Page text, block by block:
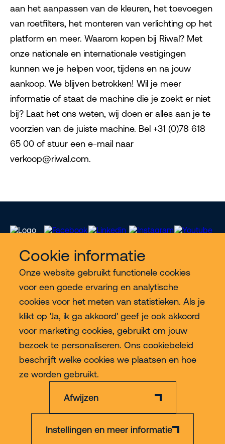
Cookie informatie
Onze website gebruikt functionele cookies
voor een goede ervaring en analytische
cookies voor het meten van statistieken. Als je
klikt op 'Ja, ik ga akkoord' geef je ook akkoord
voor marketing cookies, gebruikt om jouw
bezoek te personaliseren. Ons cookiebeleid
beschrijft welke cookies we plaatsen en hoe
ze worden gebruikt.
Afwijzen
Instellingen en meer informatie
aan het aanpassen van de kleuren, het toevoegen
van roetfilters, het monteren van verlichting op het
platform en meer. Waarom kopen bij Riwal? Met
onze nationale en internationale vestigingen
kunnen we je helpen voor, tijdens en na jouw
aankoop. We blijven betrokken! Wil je meer
informatie of staat de machine die je zoekt er niet
bij? Laat het ons weten, wij doen er alles aan je te
voorzien van de juiste machine. Bel +31 (0)78 618
65 00 of stuur een e-mail naar
verkoop@riwal.com.
Meer Riwal
Industries
Contact
Meer